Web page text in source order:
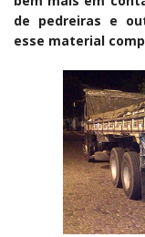
de pedreiras e
esse material